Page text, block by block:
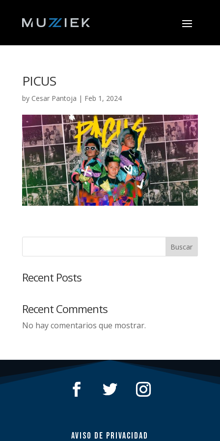
PICUS
by Cesar Pantoja | Feb 1, 2024
Buscar
Recent Posts
Recent Comments
No hay comentarios que mostrar.
AVISO DE PRIVACIDAD